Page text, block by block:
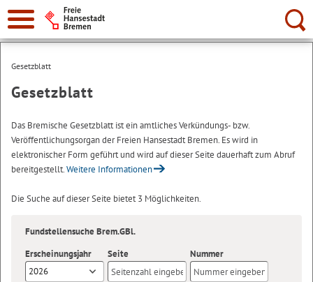
Suche:
Gesetzblatt
Gesetzblatt
Das Bremische Gesetzblatt ist ein amtliches Verkündungs- bzw.
Veröffentlichungsorgan der Freien Hansestadt Bremen. Es wird in
elektronischer Form geführt und wird auf dieser Seite dauerhaft zum Abruf
bereitgestellt.Weitere Informationen
Die Suche auf dieser Seite bietet 3 Möglichkeiten.
Fundstellensuche Brem.GBl.
Erscheinungsjahr
2026
Seite Nummer